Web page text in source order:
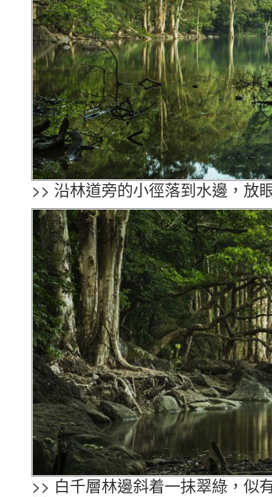
>> 沿林道旁的小徑落到水邊，
>> 白千層林邊斜着一抺翠綠，似